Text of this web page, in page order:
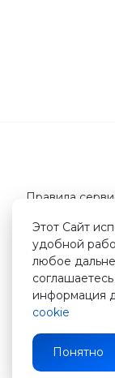
Этот Сайт
удобной
любое
информация
cookie
Понятно
Правила